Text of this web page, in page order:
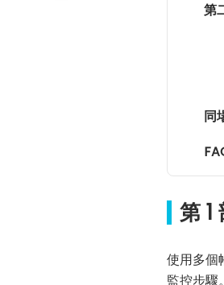
第
同
第 1
使用多個
監控步驟。